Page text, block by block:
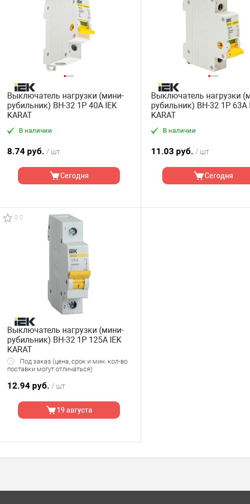
Выключатель нагрузки (мини-
рубильник) ВН-32 1P 40А IEK
KARAT
В наличии
8.74 руб. / шт
Сегодня
Выключатель нагрузки
рубильник) ВН-32 1P 63А
KARAT
В наличии
11.03 руб. / шт
Сегодня
0.0
Выключатель нагрузки (мини-
рубильник) ВН-32 1P 125А IEK
KARAT
Под заказ (цена, срок и мин. кол-во
поставки могут отличаться)
12.94 руб. / шт
19 августа